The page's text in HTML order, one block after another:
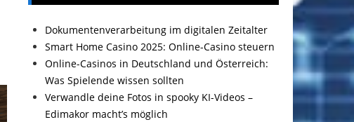
Dokumentenverarbeitung im digitalen Zeitalter
Smart Home Casino 2025: Online-Casino steuern
Online-Casinos in Deutschland und Österreich:
Was Spielende wissen sollten
Verwandle deine Fotos in spooky KI-Videos –
Edimakor macht’s möglich